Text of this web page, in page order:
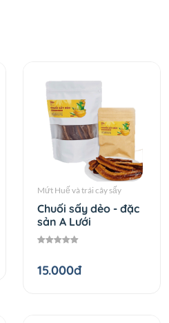
Mứt Huế và trái cây sấy
Chuối sấy dẻo - đặc
sản A Lưới
15.000đ